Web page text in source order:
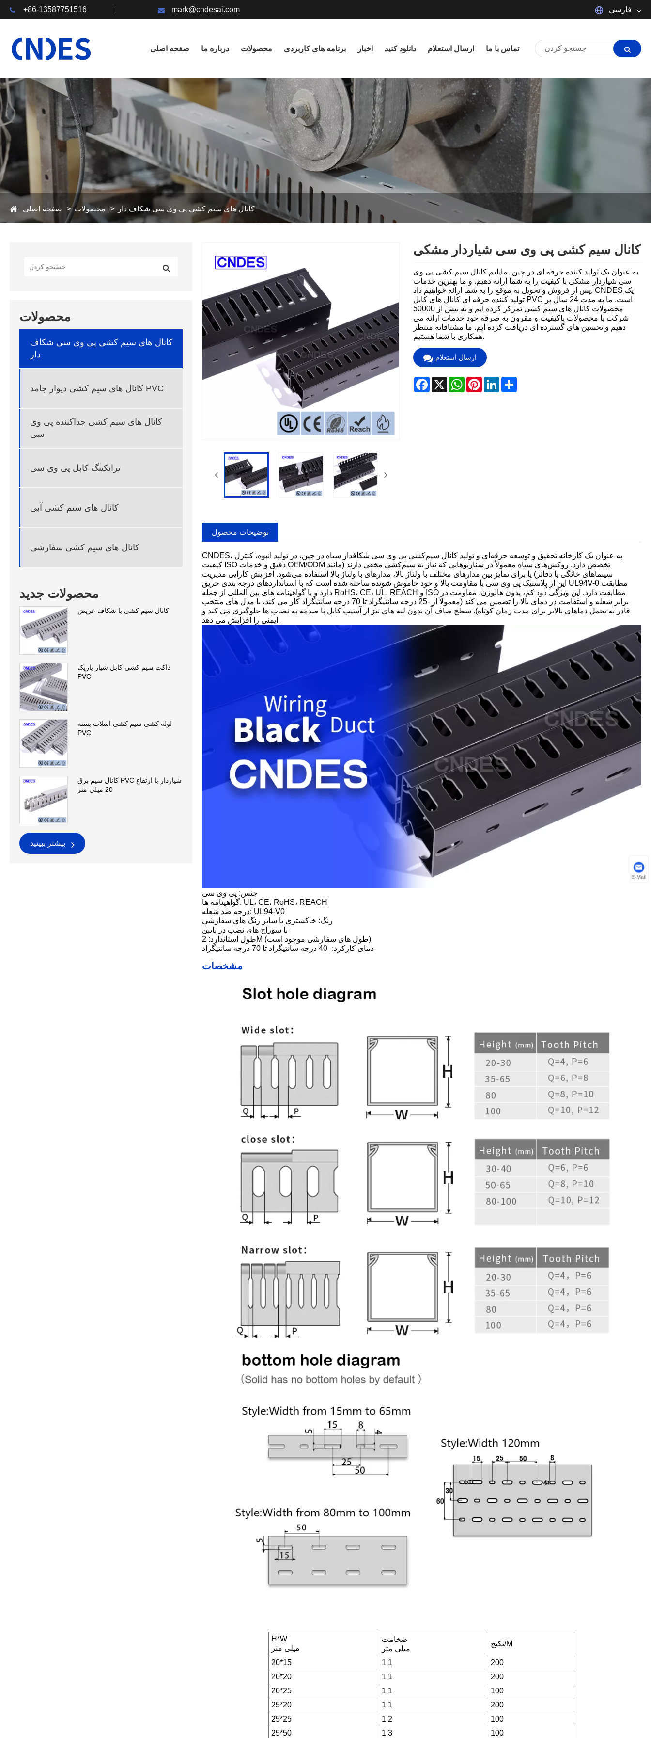
+86-13587751516 mark@cndesai.com فارسی
русский Français 日本語
Nederlands ภาษาไทย
Svenska magyar
বাংলা ভাষার
Pilipino
Javanese
नेपाली Burmese български
Latine Қазақша
Euskal Azərbaycan Slovenský jazyk
Македонски
Srpski језик
صفحه اصلی درباره ما محصولات برنامه های کاربردی اخبار دانلود کنید ارسال استعلام تماس با ما
صفحه اصلی محصولات کانال های سیم کشی پی وی سی شکاف دار
محصولات
کانال های سیم کشی پی وی سی شکاف
دار
کانال های سیم کشی دیوار جامد PVC
کانال های سیم کشی جداکننده پی وی
سی
ترانکینگ کابل پی وی سی
کانال های سیم کشی آبی
کانال های سیم کشی سفارشی
محصولات جدید
کانال سیم کشی با شکاف عریض
داکت سیم کشی کابل شیار باریک
PVC
لوله کشی سیم کشی اسلات بسته
PVC
کانال سیم برق PVC شیاردار با ارتفاع
20 میلی متر
کانال سیم کشی پی وی سی شیاردار مشکی
به عنوان یک تولید کننده حرفه ای در چین، مایلیم کانال سیم کشی پی وی
سی شیاردار مشکی با کیفیت را به شما ارائه دهیم. و ما بهترین خدمات
پس از فروش و تحویل به موقع را به شما ارائه خواهیم داد. CNDES یک
تولید کننده حرفه ای کانال های کابل PVC است. ما به مدت 24 سال بر
محصولات کانال های سیم کشی تمرکز کرده ایم و به بیش از 50000
شرکت با محصولات باکیفیت و مقرون به صرفه خود خدمات ارائه می
دهیم و تحسین های گسترده ای دریافت کرده ایم. ما مشتاقانه منتظر
همکاری با شما هستیم.
ارسال استعلام
Facebook
X WhatsApp
PinterestLinkedInShare
توضیحات محصول
CNDES، به عنوان یک کارخانه تحقیق و توسعه حرفه‌ای و تولید کانال سیم‌کشی پی وی سی شکافدار سیاه در چین، در تولید انبوه، کنترل
کیفیت ISO دقیق و خدمات OEM/ODM تخصص دارد. روکش‌های سیاه معمولاً در سناریوهایی که نیاز به سیم‌کشی مخفی دارند (مانند
سینماهای خانگی یا دفاتر) یا برای تمایز بین مدارهای مختلف با ولتاژ بالا، مدارهای با ولتاژ بالا استفاده می‌شود. افزایش کارایی مدیریت
این از پلاستیک پی وی سی با مقاومت بالا و خود خاموش شونده ساخته شده است که با استانداردهای درجه بندی حریق UL94V-0 مطابقت
دارد و با گواهینامه های بین المللی از جمله RoHS، CE، UL، REACH و ISO مطابقت دارد. این ویژگی دود کم، بدون هالوژن، مقاومت در
برابر شعله و استقامت در دمای بالا را تضمین می کند (معمولاً از -25 درجه سانتیگراد تا 70 درجه سانتیگراد کار می کند، با مدل های منتخب
قادر به تحمل دماهای بالاتر برای مدت زمان کوتاه). سطح صاف آن بدون لبه های تیز از آسیب کابل یا صدمه به نصاب ها جلوگیری می کند و
ایمنی را افزایش می دهد.
جنس: پی وی سی
گواهینامه ها: UL، CE، RoHS، REACH
درجه ضد شعله: UL94-V0
رنگ: خاکستری یا سایر رنگ های سفارشی
با سوراخ های نصب در پایین
طول استاندارد: 2M (طول های سفارشی موجود است)
دمای کارکرد: -40 درجه سانتیگراد تا 70 درجه سانتیگراد
مشخصات
H*W
میلی متر
ضخامت
میلی متر
پکیج/M
20*15 1.1
200
20*20
1.1
200
20*25
1.1
100
25*20
1.1
200
25*25
1.2
100
25*50
1.3 100
E-Mail